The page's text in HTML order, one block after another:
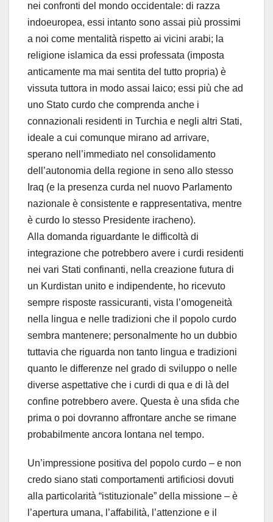
nei confronti del mondo occidentale: di razza
indoeuropea, essi intanto sono assai più prossimi
a noi come mentalità rispetto ai vicini arabi; la
religione islamica da essi professata (imposta
anticamente ma mai sentita del tutto propria) è
vissuta tuttora in modo assai laico; essi più che ad
uno Stato curdo che comprenda anche i
connazionali residenti in Turchia e negli altri Stati,
ideale a cui comunque mirano ad arrivare,
sperano nell’immediato nel consolidamento
dell’autonomia della regione in seno allo stesso
Iraq (e la presenza curda nel nuovo Parlamento
nazionale è consistente e rappresentativa, mentre
è curdo lo stesso Presidente iracheno).
Alla domanda riguardante le difficoltà di
integrazione che potrebbero avere i curdi residenti
nei vari Stati confinanti, nella creazione futura di
un Kurdistan unito e indipendente, ho ricevuto
sempre risposte rassicuranti, vista l’omogeneità
nella lingua e nelle tradizioni che il popolo curdo
sembra mantenere; personalmente ho un dubbio
tuttavia che riguarda non tanto lingua e tradizioni
quanto le differenze nel grado di sviluppo o nelle
diverse aspettative che i curdi di qua e di là del
confine potrebbero avere. Questa è una sfida che
prima o poi dovranno affrontare anche se rimane
probabilmente ancora lontana nel tempo.
Un’impressione positiva del popolo curdo – e non
credo siano stati comportamenti artificiosi dovuti
alla particolarità “istituzionale” della missione – è
l’apertura umana, l’affabilità, l’attenzione e il